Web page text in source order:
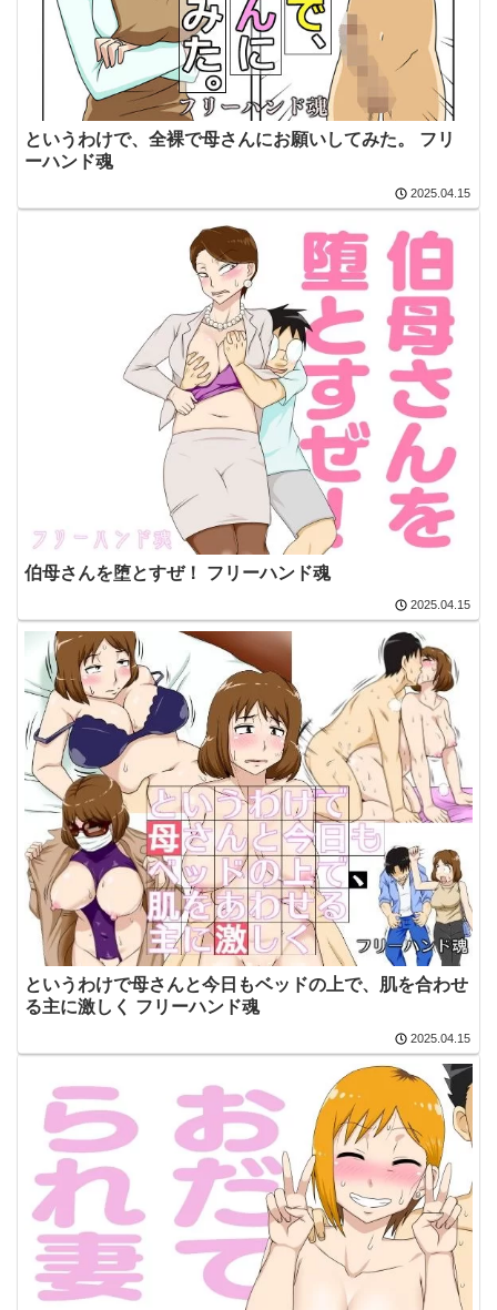
というわけで、全裸で母さんにお願いしてみた。 フリ
ーハンド魂
2025.04.15
伯母さんを堕とすぜ！ フリーハンド魂
2025.04.15
というわけで母さんと今日もベッドの上で、肌を合わせ
る主に激しく フリーハンド魂
2025.04.15